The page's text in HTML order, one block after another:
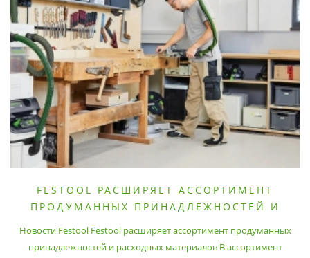
FESTOOL РАСШИРЯЕТ АССОРТИМЕНТ
ПРОДУМАННЫХ ПРИНАДЛЕЖНОСТЕЙ И
Новости Festool Festool расширяет ассортимент продуманных
принадлежностей и расходных материалов В ассортимент